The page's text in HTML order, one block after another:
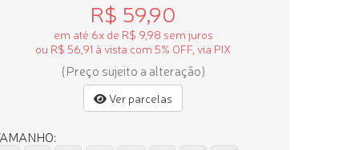
R$ 59,90
em até 6x de R$ 9,98 sem juros
ou R$ 56,91 à vista com 5% OFF, via PIX
(Preço sujeito a alteração)
Ver parcelas